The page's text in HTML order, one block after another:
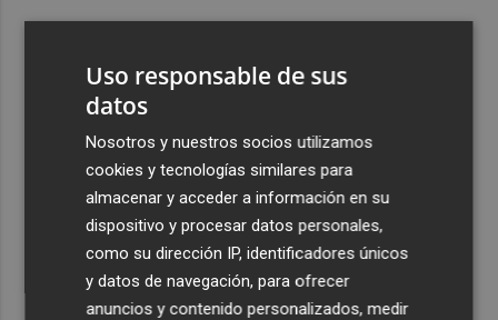
seguridad alarma a gobiernos y empresas
El eclipse solar dispara el turismo y las búsquedas de
alojamiento crecen hasta un 500%
El cubano Papillo triunfa en el certamen del Trovo
Pascual García-Mateos de La Unión
Uso responsable de sus
datos
Nosotros y nuestros socios utilizamos
cookies y tecnologías similares para
almacenar y acceder a información en su
dispositivo y procesar datos personales,
como su dirección IP, identificadores únicos
y datos de navegación, para ofrecer
anuncios y contenido personalizados, medir